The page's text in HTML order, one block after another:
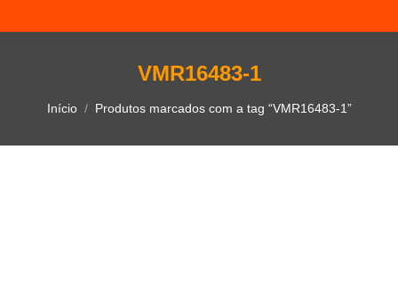
VMR16483-1
Você está aqui:
Início Produtos marcados com a tag “VMR16483-1”